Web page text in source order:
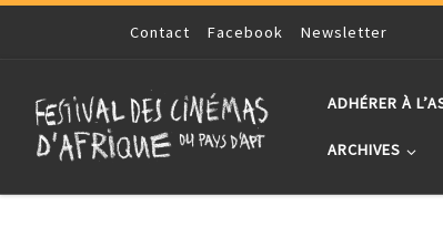
Skip to contentContact Facebook Newsletter
ADHÉRER À
ARCHIVES